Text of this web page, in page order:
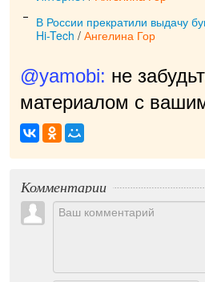
В России прекратили выдачу
Hi-Tech / Ангелина Гор
@yamobi: не
материалом с
Комментарии